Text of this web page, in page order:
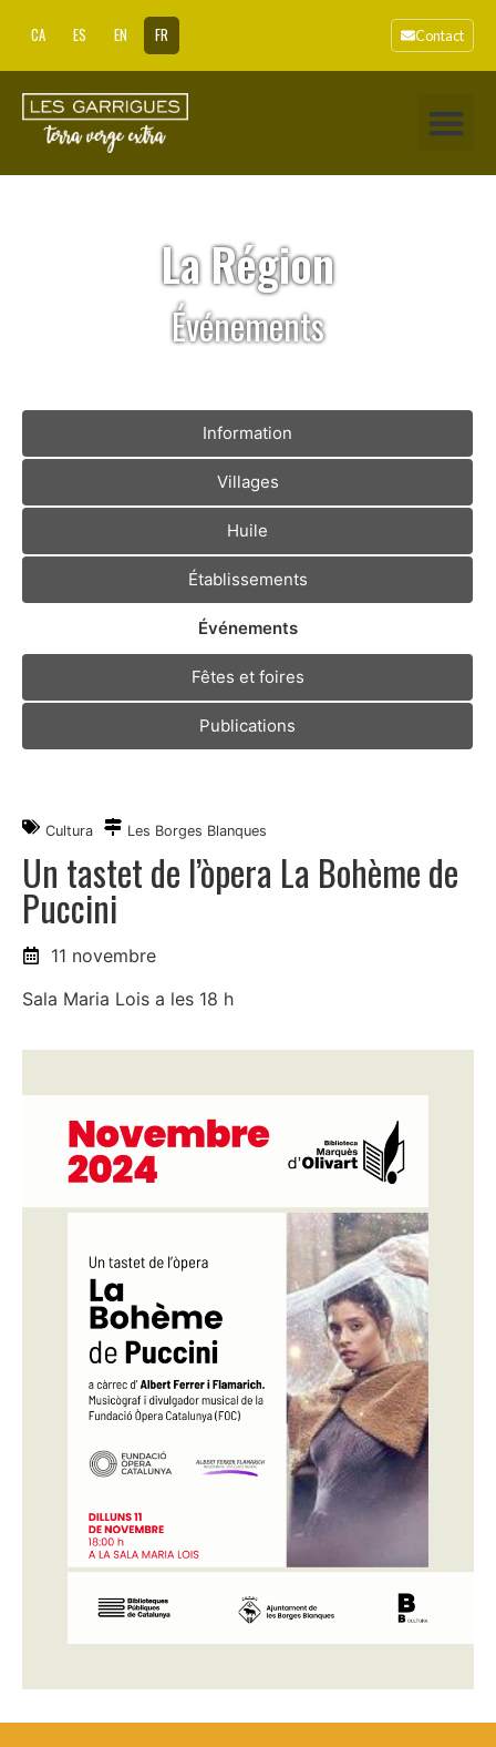
CA ES EN FR Contact
La Région
Événements
Information
Villages
Huile
Établissements
Événements
Fêtes et foires
Publications
Cultura Les Borges Blanques
Un tastet de l’òpera La Bohème de
Puccini
11 novembre
Sala Maria Lois a les 18 h